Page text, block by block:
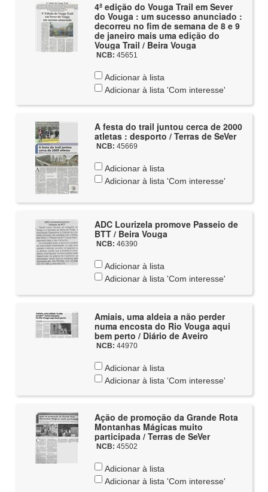
4ª edição do Vouga Trail em Sever
do Vouga : um sucesso anunciado :
decorreu no fim de semana de 8 e 9
de janeiro mais uma edição do
Vouga Trail / Beira Vouga
NCB: 45651
Adicionar à lista
Adicionar à lista 'Com interesse'
A festa do trail juntou cerca de 2000
atletas : desporto / Terras de SeVer
NCB: 45669
Adicionar à lista
Adicionar à lista 'Com interesse'
ADC Lourizela promove Passeio de
BTT / Beira Vouga
NCB: 46390
Adicionar à lista
Adicionar à lista 'Com interesse'
Amiais, uma aldeia a não perder
numa encosta do Rio Vouga aqui
bem perto / Diário de Aveiro
NCB: 44970
Adicionar à lista
Adicionar à lista 'Com interesse'
Ação de promoção da Grande Rota
Montanhas Mágicas muito
participada / Terras de SeVer
NCB: 45502
Adicionar à lista
Adicionar à lista 'Com interesse'